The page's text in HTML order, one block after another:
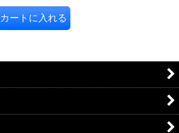
カートに入れる